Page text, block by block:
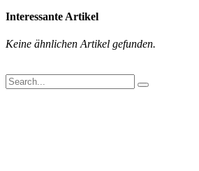
Interessante Artikel
Keine ähnlichen Artikel gefunden.